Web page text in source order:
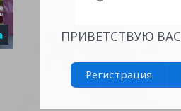
ПРИВЕТСТВУЮ ВАС
Регистрация